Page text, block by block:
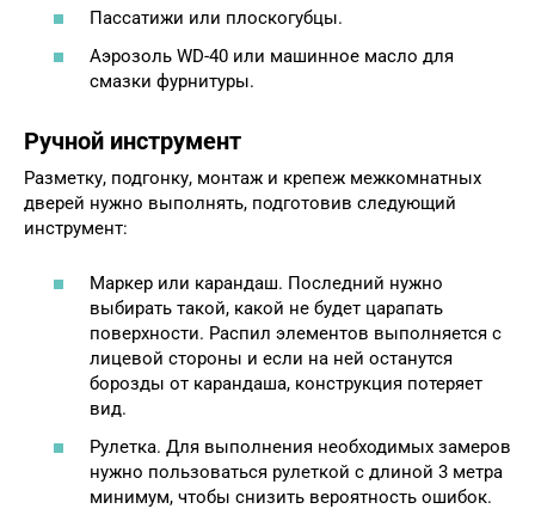
Пассатижи или плоскогубцы.
Аэрозоль WD-40 или машинное масло для
смазки фурнитуры.
Ручной инструмент
Разметку, подгонку, монтаж и крепеж межкомнатных
дверей нужно выполнять, подготовив следующий
инструмент:
Маркер или карандаш. Последний нужно
выбирать такой, какой не будет царапать
поверхности. Распил элементов выполняется с
лицевой стороны и если на ней останутся
борозды от карандаша, конструкция потеряет
вид.
Рулетка. Для выполнения необходимых замеров
нужно пользоваться рулеткой с длиной 3 метра
минимум, чтобы снизить вероятность ошибок.